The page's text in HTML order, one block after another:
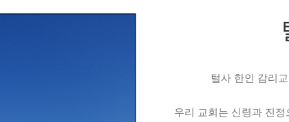
털사 한인 감리
우리 교회는 신령과 진